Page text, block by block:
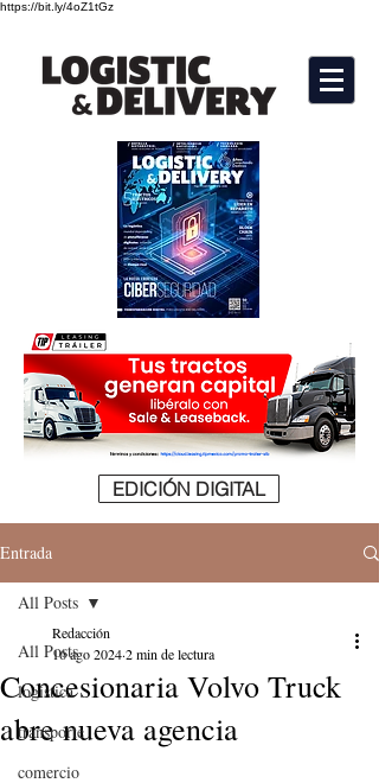
https://bit.ly/4oZ1tGz
EDICIÓN DIGITAL
Entrada
All Posts
logistica
transporte
comercio
All Posts
Concesionaria Volvo Truck
abre nueva agencia
Redacción
16 ago 20242 min de lectura